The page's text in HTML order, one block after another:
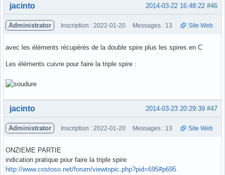
Hors ligne #46
2014-03-22 16:48:22
jacinto
Administrator Inscription : 2022-01-20 Messages : 13 Site Web
avec les éléments récupérés de la double spire plus les spires en C
Les éléments cuivre pour faire la triple spire :
Hors ligne #47
2014-03-23 20:29:39
jacinto
Administrator Inscription : 2022-01-20 Messages : 13 Site Web
ONZIEME PARTIE
indication pratique pour faire la triple spire
http://www.costoso.net/forum/viewtopic.php?pid=695#p695